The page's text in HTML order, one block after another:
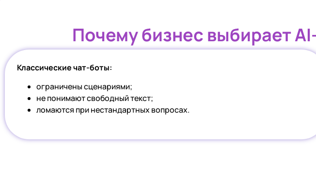
Почему бизнес выбирает
Классические чат-боты:
ограничены сценариями;
не понимают свободный текст;
ломаются при нестандартных вопросах.